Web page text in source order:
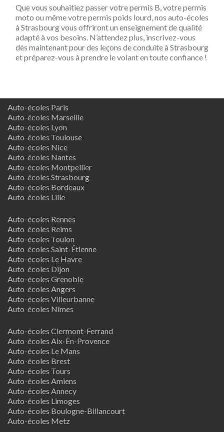
Que vous souhaitiez passer votre permis B, votre permis
moto ou même votre permis poids lourd, nos auto-écoles
à Strasbourg vous offriront un enseignement de qualité
adapté à vos besoins. N’attendez plus, inscrivez-vous
dès maintenant pour des leçons de conduite à Strasbourg
et préparez-vous à prendre le volant en toute confiance !
Auto-écoles Paris
Auto-écoles Marseille
Auto-écoles Lyon
Auto-écoles Toulouse
Auto-écoles Nice
Auto-écoles Nantes
Auto-écoles Montpellier
Auto-écoles Strasbourg
Auto-écoles Bordeaux
Auto-écoles Lille
Auto-écoles Rennes
Auto-écoles Reims
Auto-écoles Toulon
Auto-écoles Saint-Étienne
Auto-écoles Le Havre
Auto-écoles Dijon
Auto-écoles Grenoble
Auto-écoles Angers
Auto-écoles Villeurbanne
Auto-écoles Nîmes
Auto-écoles Clermont-Ferrand
Auto-écoles Aix-En-Provence
Auto-écoles Le Mans
Auto-écoles Brest
Auto-écoles Tours
Auto-écoles Amiens
Auto-écoles Annecy
Auto-écoles Limoges
Auto-écoles Boulogne-Billancourt
Auto-écoles Metz